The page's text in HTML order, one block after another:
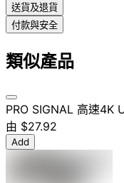
送貨及退貨
付款與安全
類似產品
PRO SIGNAL 高速4K
由 $27.92
Add